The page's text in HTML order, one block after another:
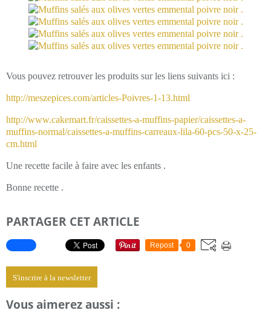
Vous pouvez retrouver les produits sur les liens suivants ici :
http://meszepices.com/articles-Poivres-1-13.html
http://www.cakemart.fr/caissettes-a-muffins-papier/caissettes-a-
muffins-normal/caissettes-a-muffins-carreaux-lila-60-pcs-50-x-25-
cm.html
Une recette facile à faire avec les enfants .
Bonne recette .
PARTAGER CET ARTICLE
Repost 0
S'inscrire à la newsletter
Vous aimerez aussi :